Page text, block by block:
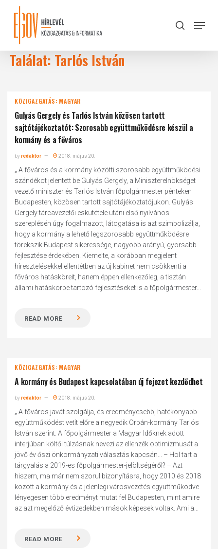
content
search
Menu
Találat: Tarlós István
KÖZIGAZGATÁS: MAGYAR
Gulyás Gergely és Tarlós István közösen tartott
sajtótájékoztatót: Szorosabb együttműködésre készül a
kormány és a főváros
byredaktor 2018. május 20.
„ A főváros és a kormány közötti szorosabb együttműködési
szándékot jelentett be Gulyás Gergely, a Miniszterelnökséget
vezető miniszter és Tarlós István főpolgármester pénteken
Budapesten, közösen tartott sajtótájékoztatójukon. Gulyás
Gergely tárcavezetői eskütétele utáni első nyilvános
szereplésén úgy fogalmazott, látogatása is azt szimbolizálja,
hogy a kormány a lehető legszorosabb együttműködésre
törekszik Budapest sikeressége, nagyobb arányú, gyorsabb
fejlesztése érdekében. Kiemelte, a korábban megjelent
híresztelésekkel ellentétben az új kabinet nem csökkenti a
főváros hatásköreit, hanem éppen ellenkezőleg, a tisztán
állami hatáskörbe tartozó fejlesztéseket is a főpolgármester...
READ MORE
KÖZIGAZGATÁS: MAGYAR
A kormány és Budapest kapcsolatában új fejezet kezdődhet
byredaktor 2018. május 20.
„ A főváros javát szolgálja, és eredményesebb, hatékonyabb
együttműködést vetít előre a negyedik Orbán-kormány Tarlós
István szerint. A főpolgármester a Magyar Időknek adott
interjúban költői túlzásnak nevezi az ellenzék optimizmusát a
jövő év őszi önkormányzati választás kapcsán... – Hol tart a
tárgyalás a 2019-es főpolgármester-jelöltségéről? – Azt
hiszem, ma már nem szorul bizonyításra, hogy 2010 és 2018
között a kormány és a jelenlegi városvezetés együttműködve
lényegesen több eredményt mutat fel Budapesten, mint amire
az azt megelőző évtizedekben mások képesek voltak. Ami a...
READ MORE
Close